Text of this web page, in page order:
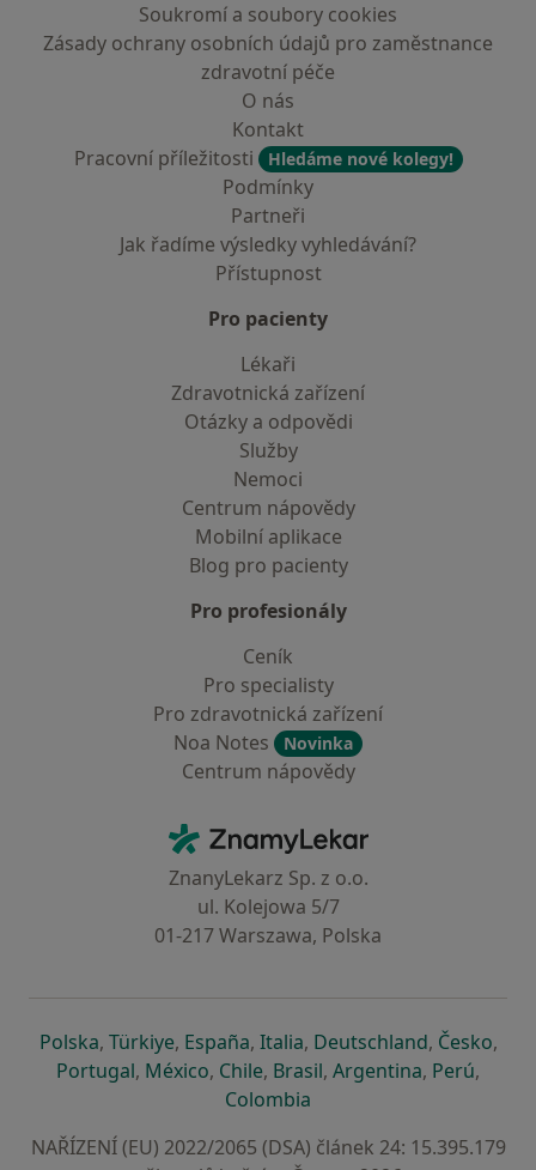
Soukromí a soubory cookies
Zásady ochrany osobních údajů pro zaměstnance
zdravotní péče
O nás
Kontakt
Pracovní příležitosti
Hledáme nové kolegy!
Podmínky
Partneři
Jak řadíme výsledky vyhledávání?
Přístupnost
Pro pacienty
Lékaři
Zdravotnická zařízení
Otázky a odpovědi
Služby
Nemoci
Centrum nápovědy
Mobilní aplikace
Blog pro pacienty
Pro profesionály
Ceník
Pro specialisty
Pro zdravotnická zařízení
Noa Notes
Novinka
Centrum nápovědy
ZnamyLekar - Hlavní stránka
ZnanyLekarz Sp. z o.o.
ul. Kolejowa 5/7
01-217 Warszawa, Polska
Polskase otevře v nové záložce
, Türkiyese otevře v nové záložce
, Españase otevře v nové záložce
, Italiase otevře v nové záložce
, Deutschlandse otevře v
, Českose
,
Portugalse otevře v nové záložce
, Méxicose otevře v nové záložce
, Chilese otevře v nové záložce
, Brasilse otevře v nové
, Argentinase otevře v
, Perúse
,
Colombia
NAŘÍZENÍ (EU) 2022/2065 (DSA) článek 24: 15.395.179